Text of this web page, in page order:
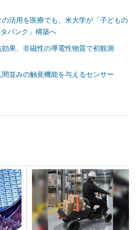
の活用を医療でも、米大学が「子どもの
バンク」構築へ
果、非磁性の導電性物質で初観測
間並みの触覚機能を与えるセンサー